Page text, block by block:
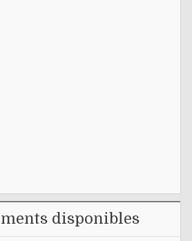
disponibles